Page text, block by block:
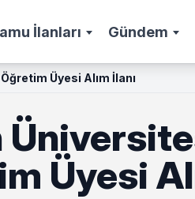
İlanları Gündem
Üyesi Alım İlanı
Üyesi